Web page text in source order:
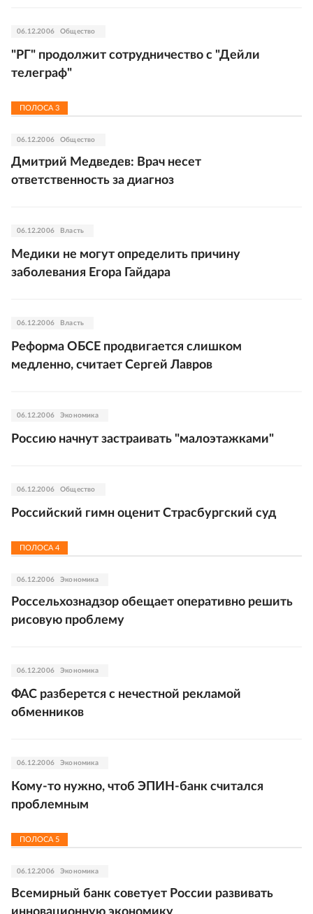
06.12.2006 Общество
"РГ" продолжит сотрудничество с "Дейли
телеграф"
ПОЛОСА 3
06.12.2006 Общество
Дмитрий Медведев: Врач несет
ответственность за диагноз
06.12.2006 Власть
Медики не могут определить причину
заболевания Егора Гайдара
06.12.2006 Власть
Реформа ОБСЕ продвигается слишком
медленно, считает Сергей Лавров
06.12.2006 Экономика
Россию начнут застраивать "малоэтажками"
06.12.2006 Общество
Российский гимн оценит Страсбургский суд
ПОЛОСА 4
06.12.2006 Экономика
Россельхознадзор обещает оперативно решить
рисовую проблему
06.12.2006 Экономика
ФАС разберется с нечестной рекламой
обменников
06.12.2006 Экономика
Кому-то нужно, чтоб ЭПИН-банк считался
проблемным
ПОЛОСА 5
06.12.2006 Экономика
Всемирный банк советует России развивать